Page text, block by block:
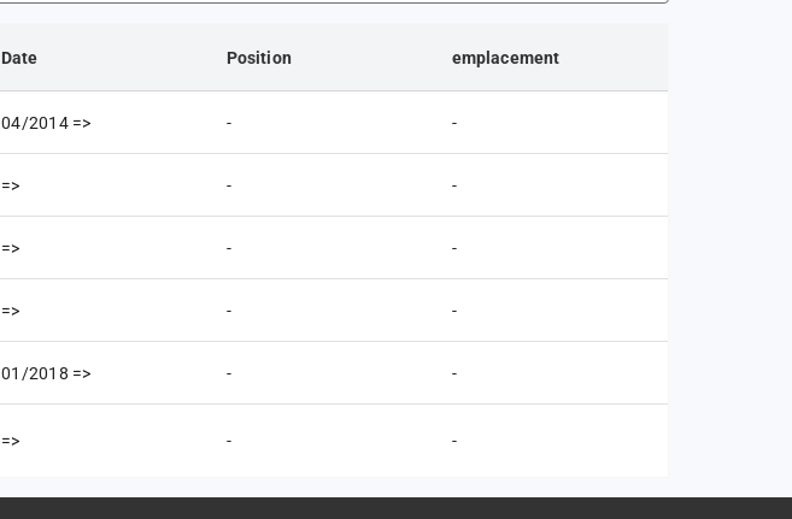
Date Position emplacement
04/2014 => - -
=> - -
=> - -
=> - -
01/2018 => - -
=> - -